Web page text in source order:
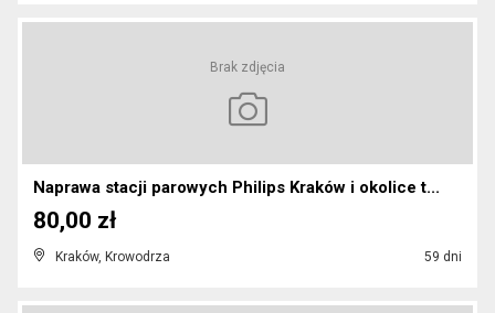
Brak zdjęcia
Naprawa stacji parowych Philips Kraków i okolice t...
Kraków, Krowodrza 59 dni
80,00 zł